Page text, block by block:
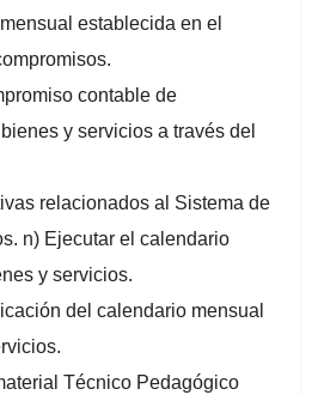
establecida en el
contable de
y servicios a través del
relacionados al Sistema de
n) Ejecutar el calendario
y servicios.
del calendario mensual
Técnico Pedagógico